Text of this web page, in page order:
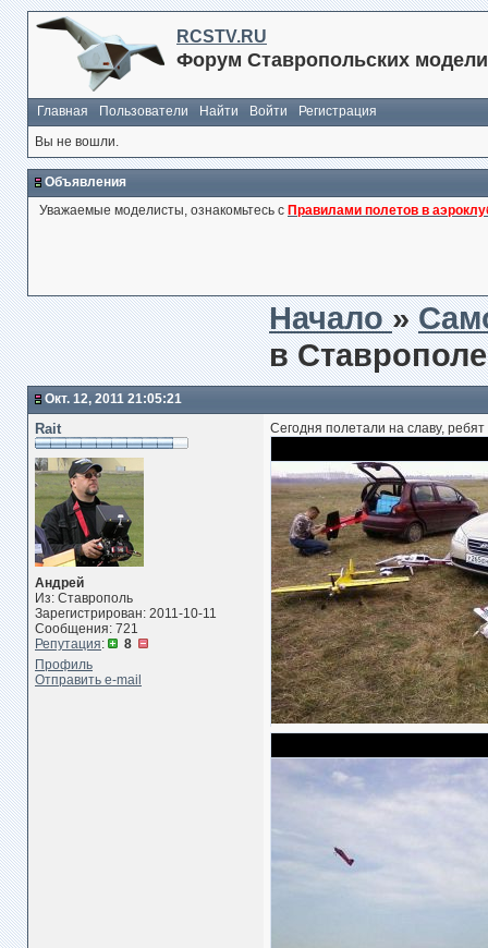
RCSTV.RU
Форум Ставропольских
Главная Пользователи Найти Войти
Регистрация
Вы не вошли.
Объявления
Уважаемые моделисты, ознакомьтесь с Правилами полетов в
Начало»
в
Окт. 12, 2011 21:05:21
Rait
Андрей
Из: Ставрополь
Зарегистрирован: 2011-10-11
Сообщения: 721
Репутация:
8
Профиль
Отправить e-mail
Сегодня полетали на славу,